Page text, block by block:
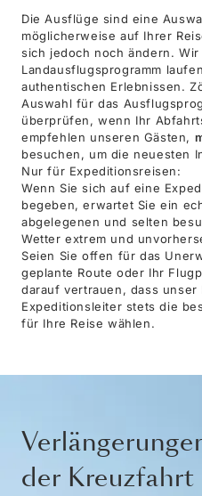
Die Ausflüge sind eine
möglicherweise auf Ihrer
sich jedoch noch ändern.
Landausflugsprogramm
authentischen Erlebnissen.
Auswahl für das
überprüfen, wenn Ihr
empfehlen unseren Gästen,
besuchen, um die neuesten
Nur für Expeditionsreisen:
Wenn Sie sich auf eine
begeben, erwartet Sie ein
abgelegenen und selten
Wetter extrem und
Seien Sie offen für das
geplante Route oder Ihr
darauf vertrauen, dass unser
Expeditionsleiter stets die
für Ihre Reise wählen.
der Kreuzfahrt